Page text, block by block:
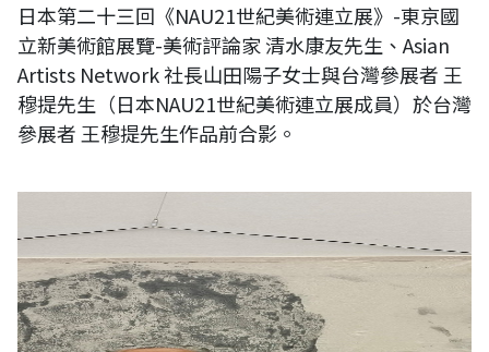
日本第二十三回《NAU21世紀美術連立展》-東京國
立新美術館展覽-美術評論家 清水康友先生、Asian
Artists Network 社長山田陽子女士與台灣參展者 王
穆提先生（日本NAU21世紀美術連立展成員）於台灣
參展者 王穆提先生作品前合影。
日本第二十三回《NAU21世紀美術連立展》-東京國立新美術館展覽-
ichonokigallery社長、藝術家 加藤和美女士與台灣參展者 王穆提先生
（日本NAU21世紀美術連立展成員）於台灣參展者 王穆提先生作品前合
影。